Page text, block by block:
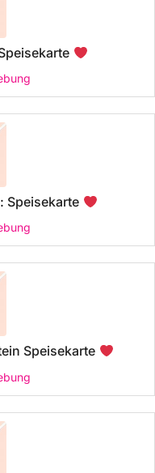
Speisekarte
Speisekarte